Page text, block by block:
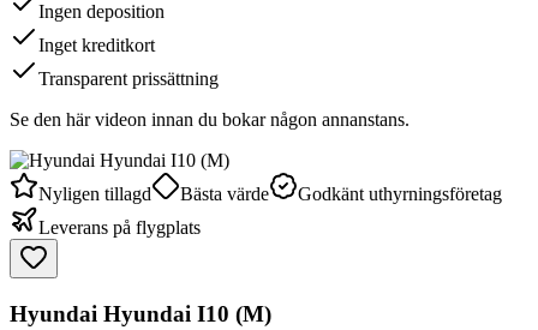
Ingen deposition
Inget kreditkort
Transparent prissättning
Se den här videon innan du bokar någon annanstans.
Nyligen tillagd Bästa värde
Godkänt uthyrningsföretag
Leverans på flygplats
Hyundai Hyundai I10 (M)